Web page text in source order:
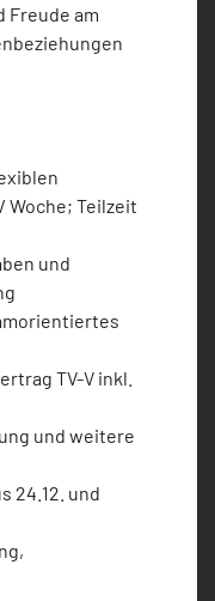
Freude am
Woche; Teilzeit
und
TV-V inkl.
und weitere
24.12. und